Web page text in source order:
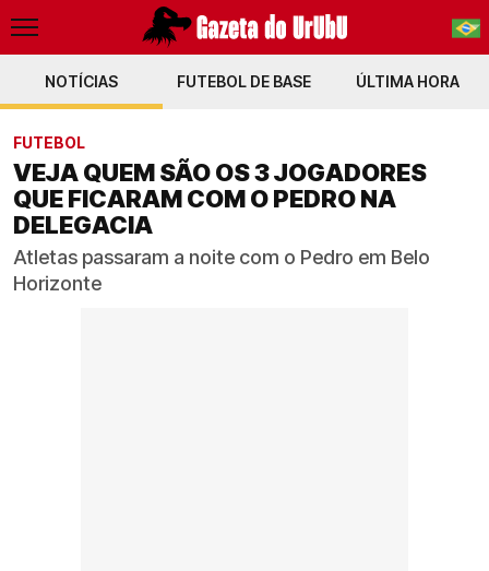
PT-BR
NOTÍCIAS FUTEBOL DE BASE ÚLTIMA HORA
FUTEBOL
VEJA QUEM SÃO OS 3 JOGADORES
QUE FICARAM COM O PEDRO NA
DELEGACIA
Atletas passaram a noite com o Pedro em Belo
Horizonte